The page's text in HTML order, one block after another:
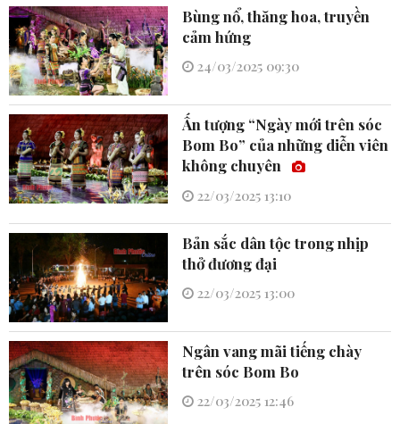
Bùng nổ, thăng hoa, truyền
cảm hứng
24/03/2025 09:30
Ấn tượng “Ngày mới trên sóc
Bom Bo” của những diễn viên
không chuyên
22/03/2025 13:10
Bản sắc dân tộc trong nhịp
thở đương đại
22/03/2025 13:00
Ngân vang mãi tiếng chày
trên sóc Bom Bo
22/03/2025 12:46